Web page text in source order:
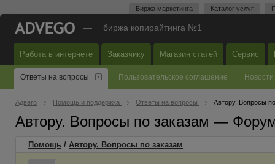
Биржа маркетинга Каталог услуг
— биржа копирайтинга №1
Работа в интернете Заказчику Магазин статей Сервис
Ответы на вопросы Пользовательское соглашение Новости
Адвего Помощь и поддержка Ответы на вопросы Автору. Вопросы
Автору. Вопросы по заказам —
Помощь / Автору. Вопросы по заказам